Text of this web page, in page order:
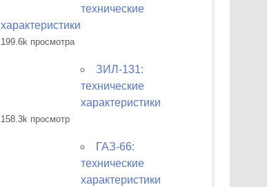
технические
характеристики
199.6k просмотра
ЗИЛ-131:
технические
характеристики
158.3k просмотр
ГАЗ-66:
технические
характеристики